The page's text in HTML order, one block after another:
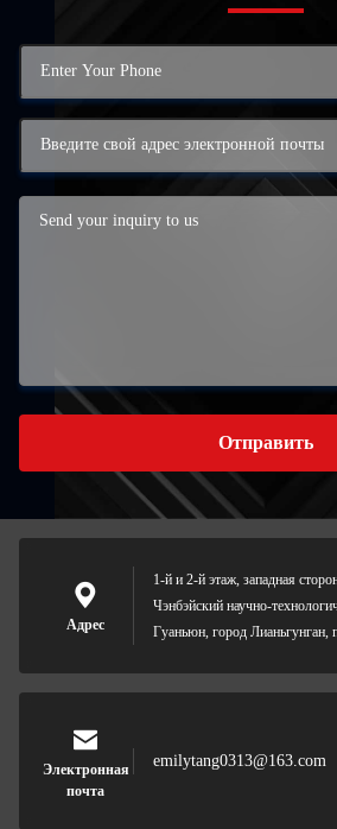
Отправить
Адрес
1-й и 2-й этаж, западная
Чэнбэйский научно-
Гуаньюн, город Лианьгунган,
Электронная
почта
emilytang0313@163.com